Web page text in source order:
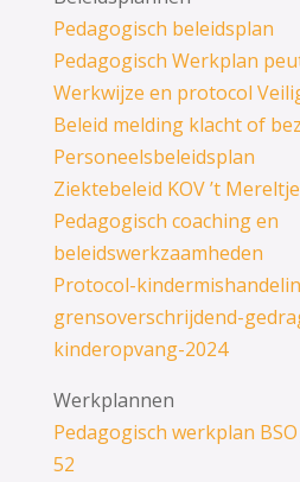
Pedagogisch beleidsplan
Pedagogisch Werkplan
Werkwijze en protocol
Beleid melding klacht of
Personeelsbeleidsplan
Ziektebeleid KOV ’t Mereltje
Pedagogisch coaching en
beleidswerkzaamheden
Protocol-
grensoverschrijdend-
kinderopvang-2024
Werkplannen
Pedagogisch werkplan
52